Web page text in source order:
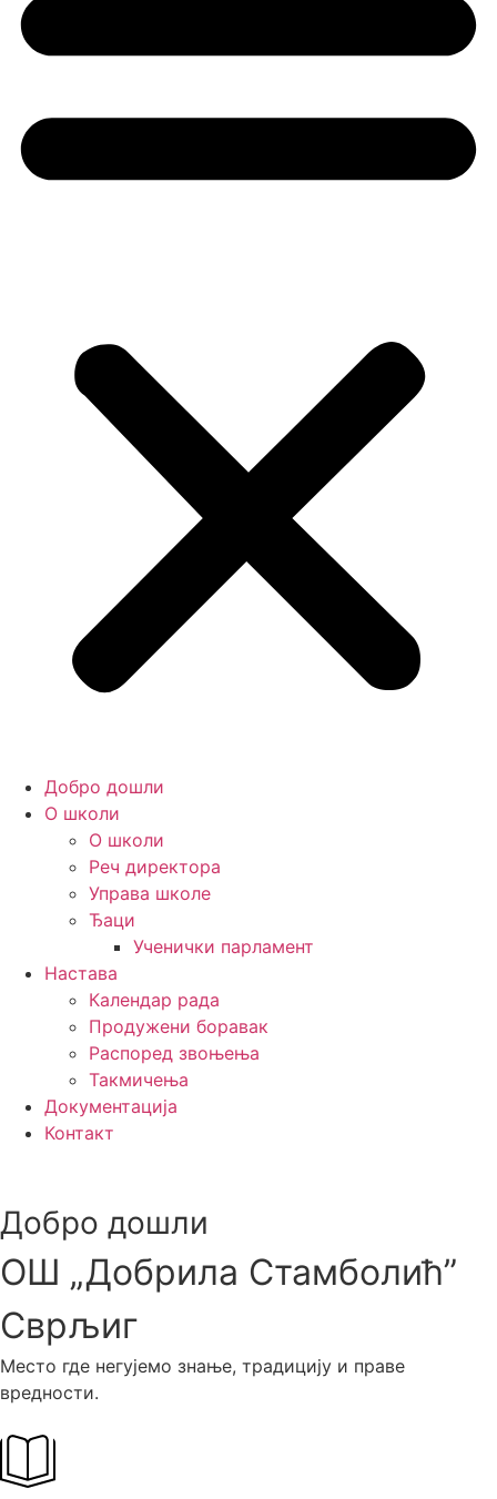
Добро дошли
О школи
О школи
Реч директора
Управа школе
Ђаци
Ученички парламент
Настава
Календар рада
Продужени боравак
Распоред звоњења
Такмичења
Документација
Контакт
Добро дошли
ОШ „Добрила Стамболић”
Сврљиг
Место где негујемо знање, традицију и праве
вредности.